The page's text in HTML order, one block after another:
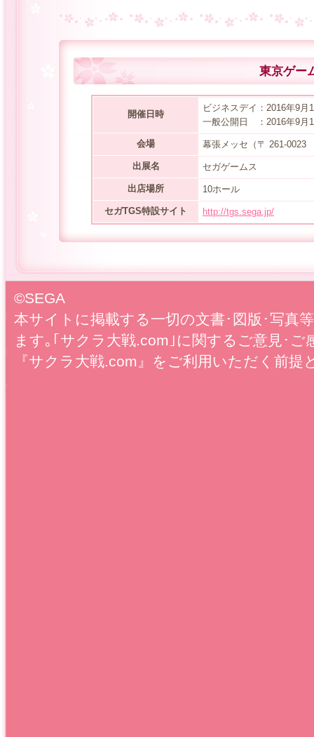
東京ゲー
開催日時
ビジネスデイ：2016年9月
一般公開日 ：2016年9月
会場 幕張メッセ（〒 261-
出展名 セガゲームス
出店場所 10ホール
セガTGS特設サイト http://tgs.sega.jp/
©SEGA
本サイトに掲載する一切の文書･図版･写真
ます｡｢サクラ大戦.com｣に関するご意見･ご
『サクラ大戦.com』をご利用いただく前提